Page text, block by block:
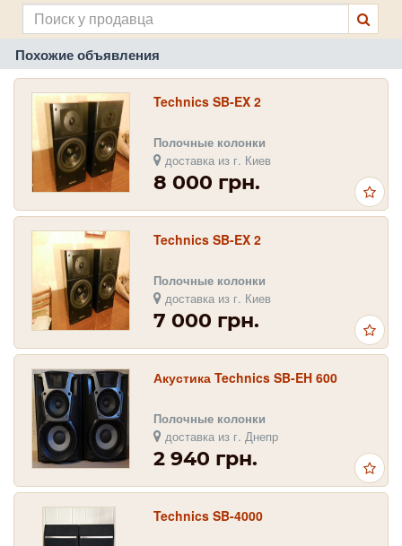
Похожие объявления
Technics SB-EX 2
Полочные колонки
доставка из г. Киев
8 000 грн.
Technics SB-EX 2
Полочные колонки
доставка из г. Киев
7 000 грн.
Акустика Technics SB-EH 600
Полочные колонки
доставка из г. Днепр
2 940 грн.
Technics SB-4000